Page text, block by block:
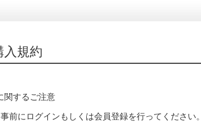
入規約
関するご注意
前にログインもしくは会員登録を行ってください